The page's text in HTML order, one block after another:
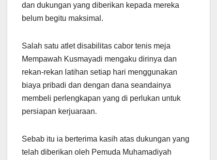
dan dukungan yang diberikan kepada mereka
belum begitu maksimal.
Salah satu atlet disabilitas cabor tenis meja
Mempawah Kusmayadi mengaku dirinya dan
rekan-rekan latihan setiap hari menggunakan
biaya pribadi dan dengan dana seandainya
membeli perlengkapan yang di perlukan untuk
persiapan kerjuaraan.
Sebab itu ia berterima kasih atas dukungan yang
telah diberikan oleh Pemuda Muhamadiyah